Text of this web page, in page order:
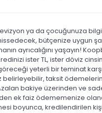
ya da çocuğunuza
bütçenize uygun
ayrıcalığını yaşayın!
ister TL, ister döviz
yeterli bir teminat
belirleyebilir, taksit
bakiye üzerinden ve
ek faiz ödememenize
boyunca, kredilendirilen